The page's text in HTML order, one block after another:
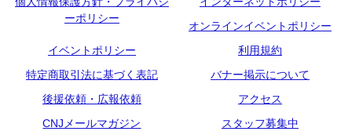
ーポリシー
オンラインイベントポリシー
イベントポリシー
利用規約
特定商取引法に基づく表記
バナー掲示について
後援依頼・広報依頼
アクセス
CNJメールマガジン
スタッフ募集中